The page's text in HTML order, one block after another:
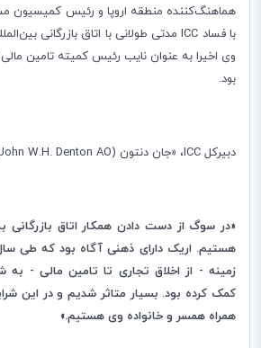
هماهنگ‌کننده منطقه اروپا و رئیس کمیسیون
با فساد ICCمدتی طولانی با اتاق بازرگانی
وی اخیرا به عنوان نایب رئیس کمیته تامین مالی
بود.
دبیرکل ICC، «جان دنتون (W.H. Denton AO
«در سوگ از دست دادن همکار اتاق بازرگانی
هستیم. اریک دارای ذهنی آگاه بود که طی
زمینه - از اخلاق تجاری تا تامین مالی - به
کمک کرده بود. بسیار متاثر شدیم و در این
همراه همسر و خانواده وی هستیم.»